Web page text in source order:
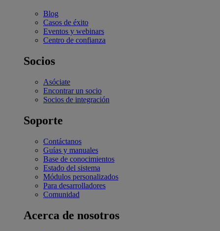
Blog
Casos de éxito
Eventos y webinars
Centro de confianza
Socios
Asóciate
Encontrar un socio
Socios de integración
Soporte
Contáctanos
Guías y manuales
Base de conocimientos
Estado del sistema
Módulos personalizados
Para desarrolladores
Comunidad
Acerca de nosotros